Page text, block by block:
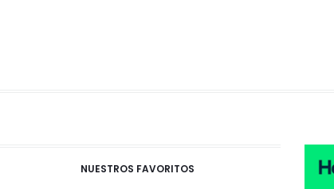
NUESTROS FAVORITOS